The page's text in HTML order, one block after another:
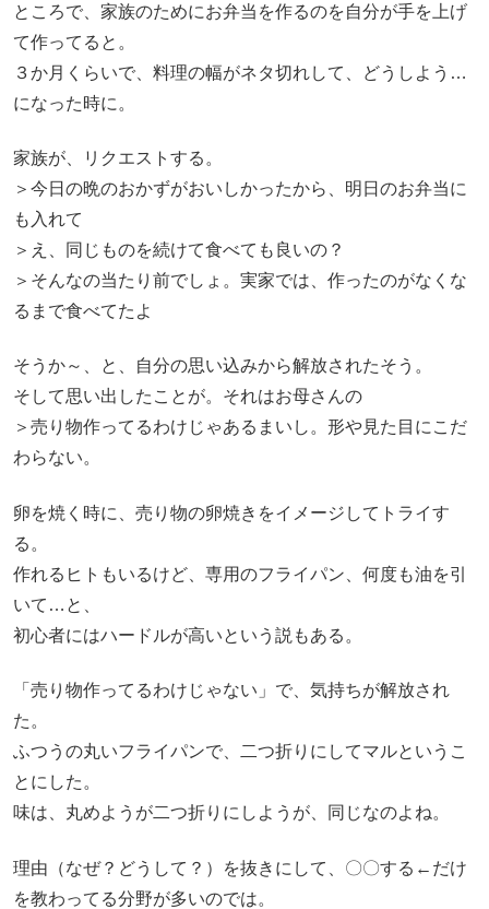
ところで、家族のためにお弁当を作るのを自分が手を上げ
て作ってると。
３か月くらいで、料理の幅がネタ切れして、どうしよう…
になった時に。
家族が、リクエストする。
＞今日の晩のおかずがおいしかったから、明日のお弁当に
も入れて
＞え、同じものを続けて食べても良いの？
＞そんなの当たり前でしょ。実家では、作ったのがなくな
るまで食べてたよ
そうか～、と、自分の思い込みから解放されたそう。
そして思い出したことが。それはお母さんの
＞売り物作ってるわけじゃあるまいし。形や見た目にこだ
わらない。
卵を焼く時に、売り物の卵焼きをイメージしてトライす
る。
作れるヒトもいるけど、専用のフライパン、何度も油を引
いて…と、
初心者にはハードルが高いという説もある。
「売り物作ってるわけじゃない」で、気持ちが解放され
た。
ふつうの丸いフライパンで、二つ折りにしてマルというこ
とにした。
味は、丸めようが二つ折りにしようが、同じなのよね。
理由（なぜ？どうして？）を抜きにして、〇〇する←だけ
を教わってる分野が多いのでは。